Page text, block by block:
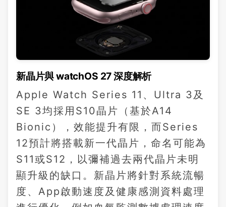
新晶片與 watchOS 27 深度解析
Apple Watch Series 11、Ultra 3及
SE 3均採用S10晶片（基於A14
Bionic），效能提升有限，而Series
12預計將搭載新一代晶片，命名可能為
S11或S12，以彌補過去兩代晶片未明
顯升級的缺口。新晶片將針對系統流暢
度、App啟動速度及健康感測資料處理